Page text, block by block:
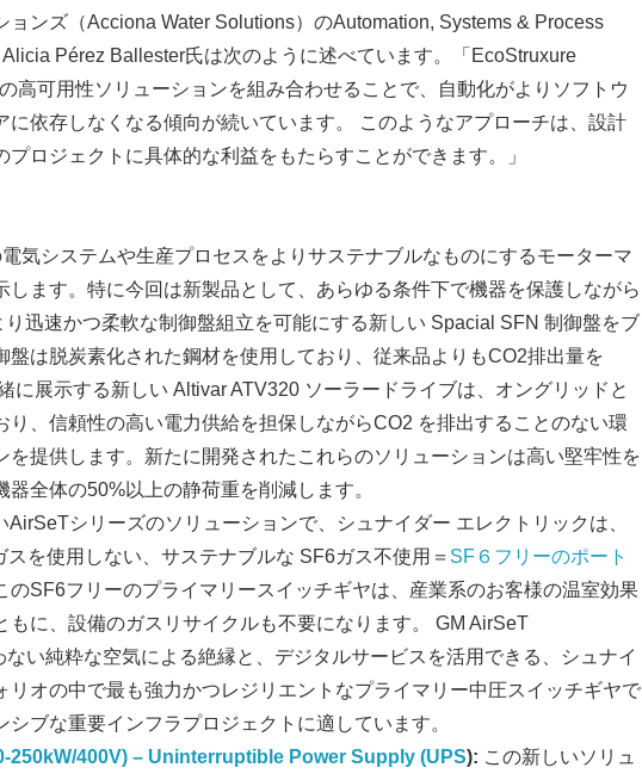
ョンズ（Acciona Water Solutions）のAutomation, Systems & Process
Pérez Ballester氏は次のように述べています。「EcoStruxure
高可用性ソリューションを組み合わせることで、自動化がよりソフトウ
に依存しなくなる傾向が続いています。 このようなアプローチは、設計
ロジェクトに具体的な利益をもたらすことができます。」
気システムや生産プロセスをよりサステナブルなものにするモーターマ
します。特に今回は新製品として、あらゆる条件下で機器を保護しながら
迅速かつ柔軟な制御盤組立を可能にする新しい Spacial SFN 制御盤をブ
盤は脱炭素化された鋼材を使用しており、従来品よりもCO2排出量を
に展示する新しい Altivar ATV320 ソーラードライブは、オングリッドと
り、信頼性の高い電力供給を担保しながらCO2 を排出することのない環
を提供します。新たに開発されたこれらのソリューションは高い堅牢性を
全体の50%以上の静荷重を削減します。
AirSeTシリーズのソリューションで、シュナイダー エレクトリックは、
を使用しない、サステナブルな SF6ガス不使用＝ SF６フリーのポート
のSF6フリーのプライマリースイッチギヤは、産業系のお客様の温室効果
もに、設備のガスリサイクルも不要になります。 GM AirSeT
い純粋な空気による絶縁と、デジタルサービスを活用できる、シュナイ
リオの中で最も強力かつレジリエントなプライマリー中圧スイッチギヤで
ブな重要インフラプロジェクトに適しています。
250kW/400V) – Uninterruptible Power Supply (UPS): この新しいソリュ